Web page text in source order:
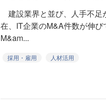
建設業界と並び、人手不足
在、IT企業のM&A件数が伸
M&am...
採用・雇用 人材活用